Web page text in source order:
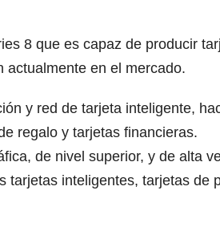
8 que es capaz de producir
actualmente en el mercado.
y red de tarjeta inteligente,
regalo y tarjetas financieras.
de nivel superior, y de alta
inteligentes, tarjetas de